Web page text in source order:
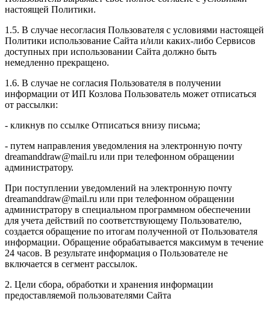
настоящей Политики.
1.5. В случае несогласия Пользователя с условиями настоящей
Политики использование Сайта и/или каких-либо Сервисов
доступных при использовании Сайта должно быть
немедленно прекращено.
1.6. В случае не согласия Пользователя в получении
информации от ИП Козлова Пользователь может отписаться
от рассылки:
- кликнув по ссылке Отписаться внизу письма;
- путем направления уведомления на электронную почту
dreamanddraw@mail.ru или при телефонном обращении
администратору.
При поступлении уведомлений на электронную почту
dreamanddraw@mail.ru или при телефонном обращении
администратору в специальном программном обеспечении
для учета действий по соответствующему Пользователю,
создается обращение по итогам полученной от Пользователя
информации. Обращение обрабатывается максимум в течение
24 часов. В результате информация о Пользователе не
включается в сегмент рассылок.
2. Цели сбора, обработки и хранения информации
предоставляемой пользователями Сайта